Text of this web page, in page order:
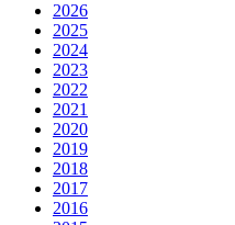
2026
2025
2024
2023
2022
2021
2020
2019
2018
2017
2016